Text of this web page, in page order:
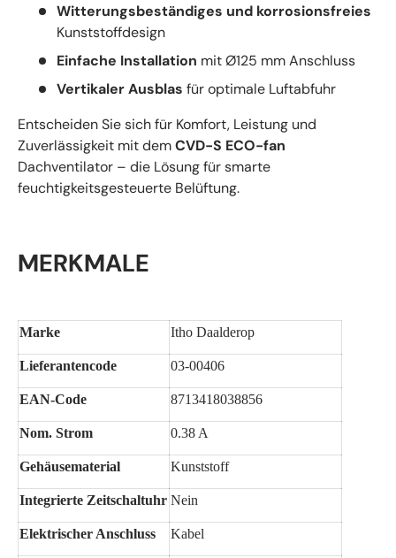
Witterungsbeständiges und korrosionsfreies
Kunststoffdesign
Einfache Installation mit Ø125 mm Anschluss
Vertikaler Ausblas für optimale Luftabfuhr
Entscheiden Sie sich für Komfort, Leistung und
Zuverlässigkeit mit demCVD-S ECO-fan
Dachventilator – die Lösung für smarte
feuchtigkeitsgesteuerte Belüftung.
MERKMALE
Marke Itho Daalderop
Lieferantencode 03-00406
EAN-Code 8713418038856
Nom. Strom 0.38 A
Gehäusematerial Kunststoff
Integrierte Zeitschaltuhr Nein
Elektrischer Anschluss Kabel